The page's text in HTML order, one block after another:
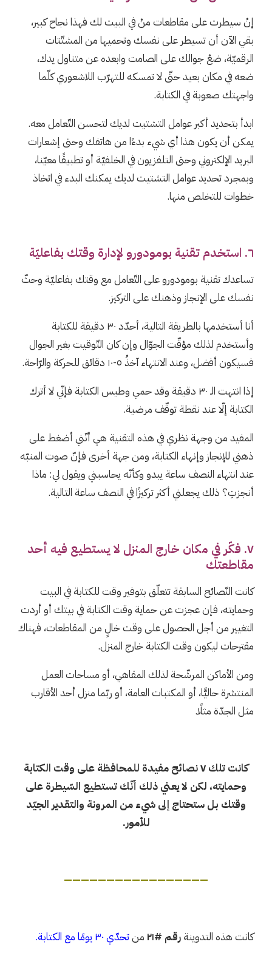
إنْ سيطرت على مقاطعات منْ في البيت لك فهذا نجاح كبير،
بقي الآن أن تسيطر على نفسك وتحميها من المشتّتات
الرقميّة، ضعْ جوالك على الصامت وابعده عن متناول يدك،
ضعه في مكان بعيد حتّى لا تمسكه للتهرّب اللاشعوري كلّما
واجهتك صعوبة في الكتابة.
ابدأ بتحديد أكبر عوامل التشتيت لديك لتحسن التّعامل معه.
يمكن أن يكون هذا أي شيء بدءًا من هاتفك وحتى إشعارات
البريد الإلكتروني وحتى التلفزيون في الخلفيّة أو تطبيقًا معيّنا،
وبمجرد تحديد عوامل التشتيت لديك يمكنك البدء في اتخاذ
خطوات للتخلص منها.
٦. استخدم تقنية بومودورو لإدارة وقتك بفاعليّة
تساعدك تقنية بومودورو على التّعامل مع وقتك بفاعليّة وحثّ
نفسك على الإنجاز وذهنك على التركيز.
أنا أستخدمها بالطريقة التالية، أحدّد ٣٠ دقيقة للكتابة
وأستخدم لذلك مؤقّت الجوّال وإن كان التّوقيت بغير الجوال
فسيكون أفضل، وعند الانتهاء آخذُ ٥-١٠ دقائق للحركة والرّاحة.
إذا انتهت الـ ٣٠ دقيقة وقد حمي وطيس الكتابة فإنّي لا أترك
الكتابة إلّا عند نقطة توقّف مرضية.
المفيد من وجهة نظري في هذه التقنية هي أنّني أضغط على
ذهني للإنجاز وإنهاء الكتابة، ومن جهة أخرى فإنّ صوت المنبّه
عند انتهاء النصف ساعة يبدو وكأنّه يحاسبني ويقول لي: ماذا
أنجزتِ؟ ذلك يجعلني أكثر تركيزًا في النصف ساعة التالية.
٧. فكّر في مكان خارج المنزل لا يستطيع فيه أحد
مقاطعتك
كانت النّصائح السابقة تتعلّق بتوفير وقت للكتابة في البيت
وحمايته، فإن عجزت عن حماية وقت الكتابة في بيتك أو أردت
التغيير من أجل الحصول على وقت خالٍ من المقاطعات، فهناك
مقترحات ليكون وقت الكتابة خارج المنزل.
ومن الأماكن المرشّحة لذلك المقاهي، أو مساحات العمل
المنتشرة حاليًّا، أو المكتبات العامة، أو ربّما منزل أحد الأقارب
مثل الجدّة مثلًا.
كانت تلك ٧ نصائح مفيدة للمحافظة على وقت الكتابة
وحمايته، لكن لا يعني ذلك أنّك تستطيع السّيطرة على
وقتك بل ستحتاج إلى شيء من المرونة والتقدير الجيّد
للأمور.
—————————————————
كانت هذه التدوينةرقم #٢١ منتحدّي ٣٠ يومًا مع الكتابة
.